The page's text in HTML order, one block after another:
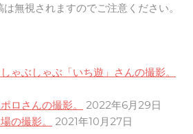
無視されますのでご注意ください。
ゃぶしゃぶ「いち遊」さんの撮影。
ロさんの撮影。
2022年6月29日
の撮影。
2021年10月27日